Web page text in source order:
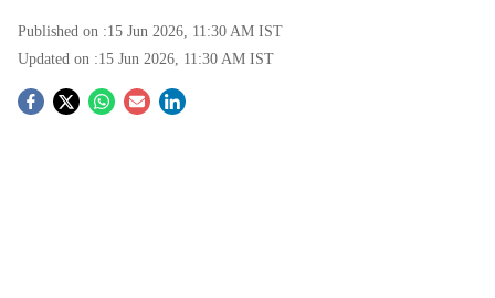
Published on :15 Jun 2026, 11:30 AM IST
Updated on :15 Jun 2026, 11:30 AM IST
S